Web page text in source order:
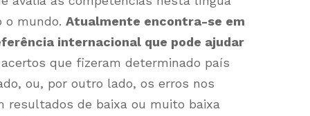
o mundo. Atualmente encontra-se em
internacional que pode ajudar
que fizeram determinado país
ou, por outro lado, os erros nos
resultados de baixa ou muito baixa